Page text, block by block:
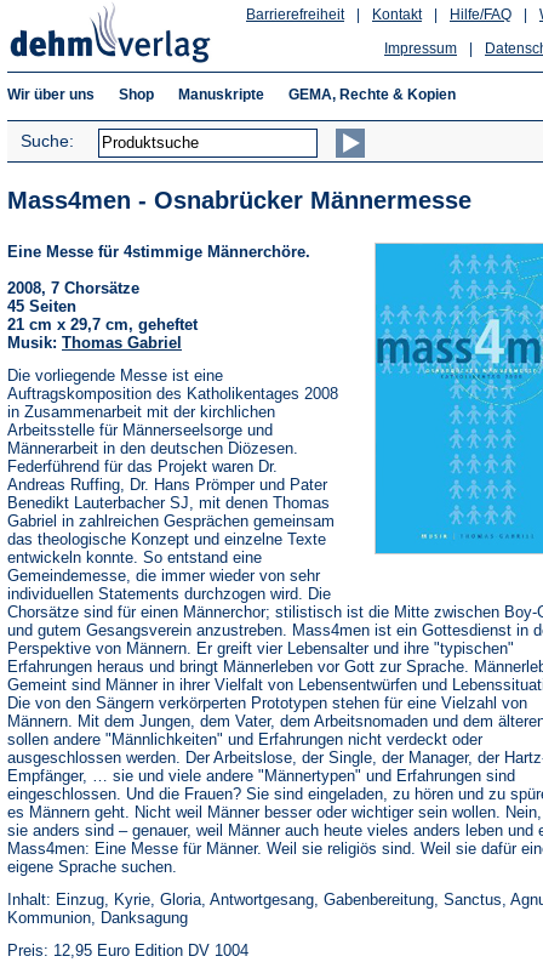
Hilfe/FAQ
Kontakt
Barrierefreiheit
Impressum
Wir über uns Shop Manuskripte GEMA, Rechte & Kopien
Suche:
Mass4men - Osnabrücker Männermesse
Eine Messe für 4stimmige Männerchöre.
2008, 7 Chorsätze
45 Seiten
21 cm x 29,7 cm, geheftet
Musik: Thomas Gabriel
Die vorliegende Messe ist eine
Auftragskomposition des Katholikentages 2008
in Zusammenarbeit mit der kirchlichen
Arbeitsstelle für Männerseelsorge und
Männerarbeit in den deutschen Diözesen.
Federführend für das Projekt waren Dr.
Andreas Ruffing, Dr. Hans Prömper und Pater
Benedikt Lauterbacher SJ, mit denen Thomas
Gabriel in zahlreichen Gesprächen gemeinsam
das theologische Konzept und einzelne Texte
entwickeln konnte. So entstand eine
Gemeindemesse, die immer wieder von sehr
individuellen Statements durchzogen wird. Die
Chorsätze sind für einen Männerchor; stilistisch ist die Mitte zwischen Boy-
und gutem Gesangsverein anzustreben. Mass4men ist ein Gottesdienst in
Perspektive von Männern. Er greift vier Lebensalter und ihre "typischen"
Erfahrungen heraus und bringt Männerleben vor Gott zur Sprache.
Gemeint sind Männer in ihrer Vielfalt von Lebensentwürfen und
Die von den Sängern verkörperten Prototypen stehen für eine Vielzahl von
Männern. Mit dem Jungen, dem Vater, dem Arbeitsnomaden und dem
sollen andere "Männlichkeiten" und Erfahrungen nicht verdeckt oder
ausgeschlossen werden. Der Arbeitslose, der Single, der Manager, der
Empfänger, … sie und viele andere "Männertypen" und Erfahrungen sind
eingeschlossen. Und die Frauen? Sie sind eingeladen, zu hören und zu
es Männern geht. Nicht weil Männer besser oder wichtiger sein wollen.
sie anders sind – genauer, weil Männer auch heute vieles anders leben und
Mass4men: Eine Messe für Männer. Weil sie religiös sind. Weil sie dafür
eigene Sprache suchen.
Inhalt: Einzug, Kyrie, Gloria, Antwortgesang, Gabenbereitung, Sanctus,
Kommunion, Danksagung
Preis: 12,95 Euro Edition DV 1004